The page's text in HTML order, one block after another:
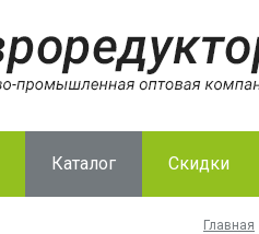
Каталог Скидки
Главная